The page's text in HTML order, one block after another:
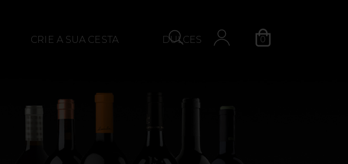
CRIE A SUA CESTA
DULCES
Categoria
0